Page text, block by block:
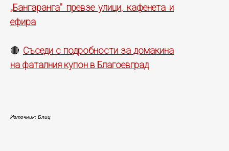
„Бангаранга" превзе улици, кафенета и
ефира
🔴 Съседи с подробности за домакина
на фаталния купон в Благоевград
Източник: Блиц